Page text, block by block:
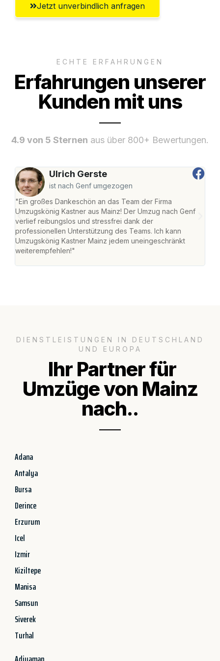
Jetzt unverbindlich anfragen
ECHTE ERFAHRUNGEN
Erfahrungen unserer
Kunden mit uns
4.9 von 5 Sternen aus über 800+ Bewertungen.
Ulrich Gerste
ist nach Genf umgezogen
"Ein großes Dankeschön an das Team der Firma
Umzugskönig Kastner aus Mainz! Der Umzug nach Genf
verlief reibungslos und stressfrei dank der
professionellen Unterstützung des Teams. Ich kann
Umzugskönig Kastner Mainz jedem uneingeschränkt
weiterempfehlen!"
DIENSTLEISTUNGEN IN DEUTSCHLAND
UND EUROPA
Ihr Partner für
Umzüge von Mainz
nach..
Adana
Antalya
Bursa
Derince
Erzurum
Icel
Izmir
Kiziltepe
Manisa
Samsun
Siverek
Turhal